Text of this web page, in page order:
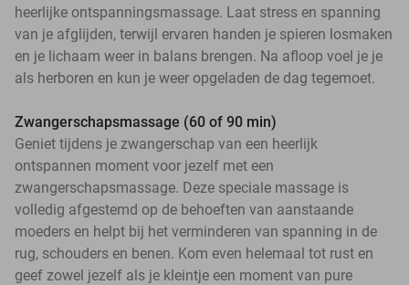
heerlijke ontspanningsmassage. Laat stress en spanning
van je afglijden, terwijl ervaren handen je spieren losmaken
en je lichaam weer in balans brengen. Na afloop voel je je
als herboren en kun je weer opgeladen de dag tegemoet.
Zwangerschapsmassage (60 of 90 min)
Geniet tijdens je zwangerschap van een heerlijk
ontspannen moment voor jezelf met een
zwangerschapsmassage. Deze speciale massage is
volledig afgestemd op de behoeften van aanstaande
moeders en helpt bij het verminderen van spanning in de
rug, schouders en benen. Kom even helemaal tot rust en
geef zowel jezelf als je kleintje een moment van pure